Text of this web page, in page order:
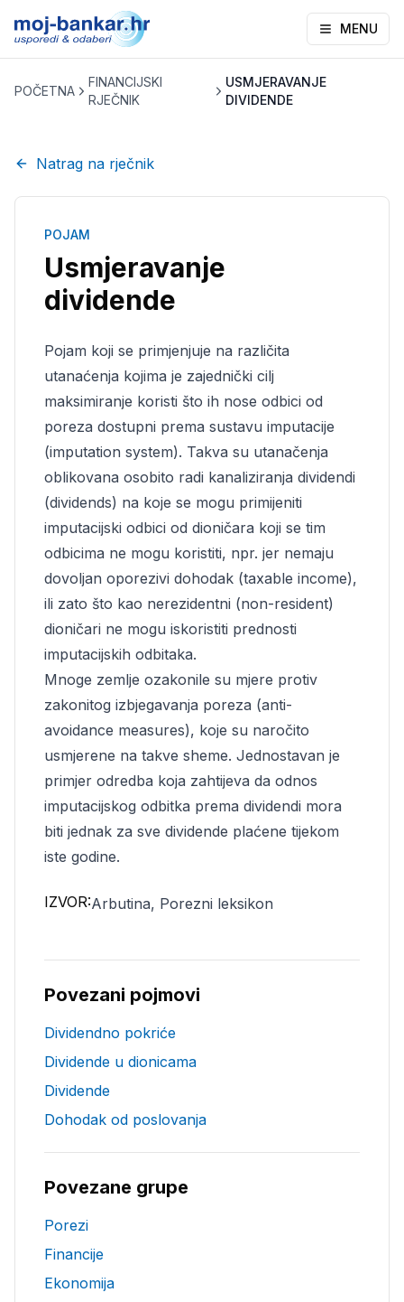
MENU
POČETNA
FINANCIJSKI
RJEČNIK
USMJERAVANJE
DIVIDENDE
Natrag na rječnik
POJAM
Usmjeravanje
dividende
Pojam koji se primjenjuje na različita
utanaćenja kojima je zajednički cilj
maksimiranje koristi što ih nose odbici od
poreza dostupni prema sustavu imputacije
(imputation system). Takva su utanačenja
oblikovana osobito radi kanaliziranja dividendi
(dividends) na koje se mogu primijeniti
imputacijski odbici od dioničara koji se tim
odbicima ne mogu koristiti, npr. jer nemaju
dovoljan oporezivi dohodak (taxable income),
ili zato što kao nerezidentni (non-resident)
dioničari ne mogu iskoristiti prednosti
imputacijskih odbitaka.
Mnoge zemlje ozakonile su mjere protiv
zakonitog izbjegavanja poreza (anti-
avoidance measures), koje su naročito
usmjerene na takve sheme. Jednostavan je
primjer odredba koja zahtijeva da odnos
imputacijskog odbitka prema dividendi mora
biti jednak za sve dividende plaćene tijekom
iste godine.
IZVOR:Arbutina, Porezni leksikon
Povezani pojmovi
Dividendno pokriće
Dividende u dionicama
Dividende
Dohodak od poslovanja
Povezane grupe
Porezi
Financije
Ekonomija